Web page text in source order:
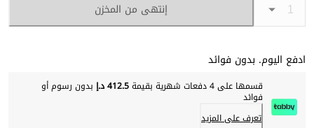
إنتهى من المخزن
ادفع اليوم. بدون فوائد
قسمها على 4 دفعات شهرية بقيمة 412.5 د.إ بدون رسوم أو
فوائد
تعرف على المزيد